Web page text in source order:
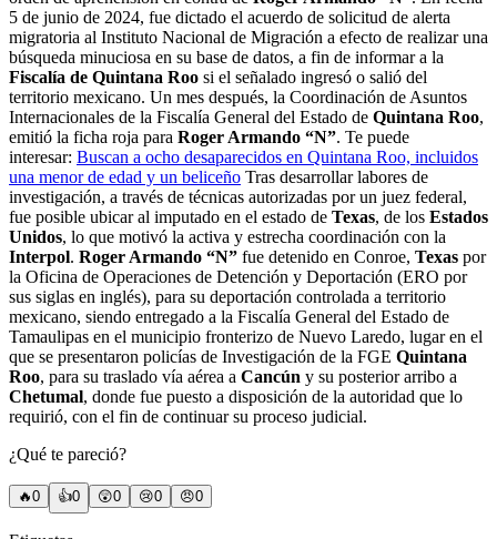
5 de junio de 2024, fue dictado el acuerdo de solicitud de alerta
migratoria al Instituto Nacional de Migración a efecto de realizar una
búsqueda minuciosa en su base de datos, a fin de informar a la
Fiscalía de Quintana Roo si el señalado ingresó o salió del
territorio mexicano. Un mes después, la Coordinación de Asuntos
Internacionales de la Fiscalía General del Estado de Quintana Roo,
emitió la ficha roja para Roger Armando “N”. Te puede
interesar: Buscan a ocho desaparecidos en Quintana Roo, incluidos
una menor de edad y un beliceño Tras desarrollar labores de
investigación, a través de técnicas autorizadas por un juez federal,
fue posible ubicar al imputado en el estado de Texas, de los Estados
Unidos, lo que motivó la activa y estrecha coordinación con la
Interpol. Roger Armando “N” fue detenido en Conroe, Texas por
la Oficina de Operaciones de Detención y Deportación (ERO por
sus siglas en inglés), para su deportación controlada a territorio
mexicano, siendo entregado a la Fiscalía General del Estado de
Tamaulipas en el municipio fronterizo de Nuevo Laredo, lugar en el
que se presentaron policías de Investigación de la FGE Quintana
Roo, para su traslado vía aérea a Cancún y su posterior arribo a
Chetumal, donde fue puesto a disposición de la autoridad que lo
requirió, con el fin de continuar su proceso judicial.
¿Qué te pareció?
🔥0 👍0 😲0 😢0 😠0